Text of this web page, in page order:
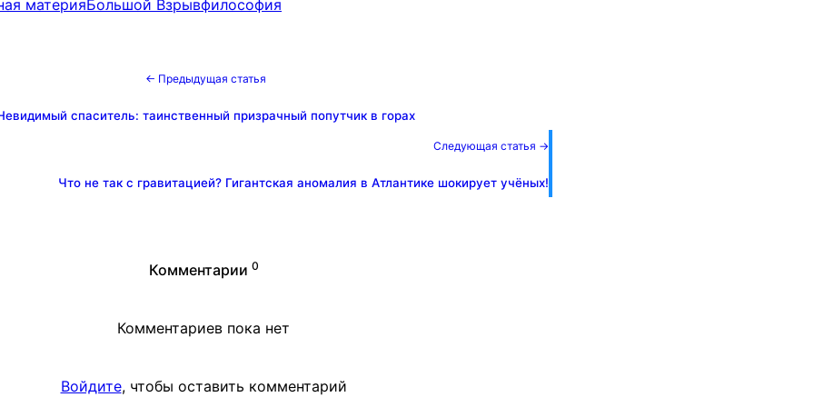
материяБольшой Взрывфилософия
← Предыдущая статья
спаситель: таинственный призрачный попутчик в горах
Следующая статья →
Что не так с гравитацией? Гигантская аномалия в Атлантике шокирует учёных!
Комментарии 0
Комментариев пока нет
Войдите, чтобы оставить комментарий